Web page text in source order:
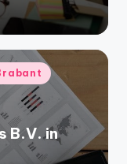
B.V. in